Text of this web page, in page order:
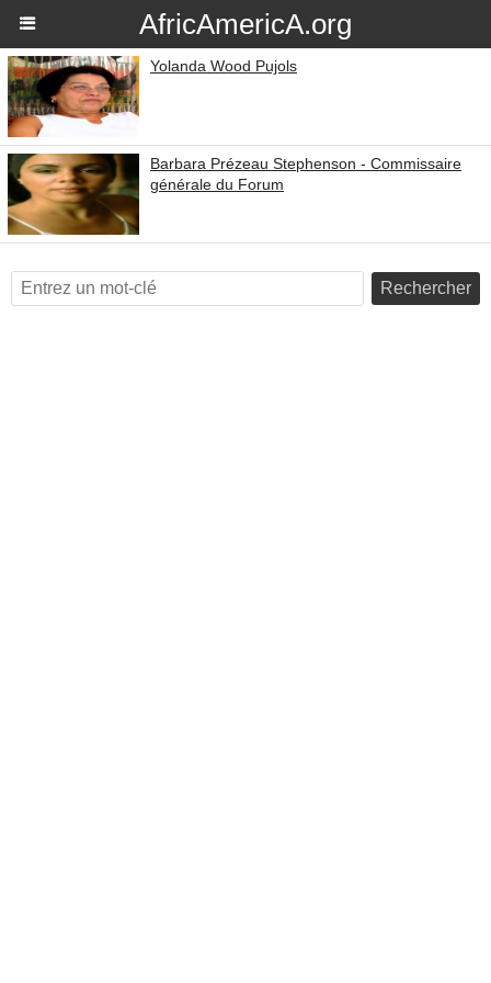
AfricAmericA.org
Yolanda Wood Pujols
Barbara Prézeau Stephenson - Commissaire
générale du Forum
Rechercher